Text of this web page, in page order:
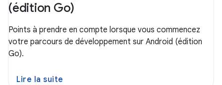
(édition Go)
Points à prendre en compte lorsque vous commencez
votre parcours de développement sur Android (édition
Go).
Lire la suite